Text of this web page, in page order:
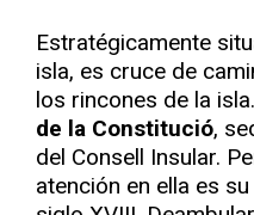
Estratégicamente
isla, es cruce de
los rincones de la
de la Constitució,
del Consell Insular.
atención en ella es